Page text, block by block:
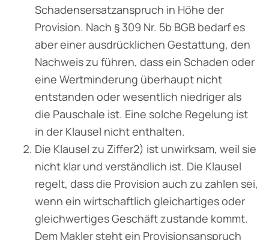
Schadensersatzanspruch in Höhe der
Provision. Nach § 309 Nr. 5b BGB bedarf es
aber einer ausdrücklichen Gestattung, den
Nachweis zu führen, dass ein Schaden oder
eine Wertminderung überhaupt nicht
entstanden oder wesentlich niedriger als
die Pauschale ist. Eine solche Regelung ist
in der Klausel nicht ent­halten.
Die Klausel zu Ziffer2) ist unwirksam, weil sie
nicht klar und verständlich ist. Die Klausel
regelt, dass die Provision auch zu zahlen sei,
wenn ein wirtschaftlich gleichartiges oder
gleichwertiges Geschäft zustande kommt.
Dem Makler steht ein Provisionsanspruch